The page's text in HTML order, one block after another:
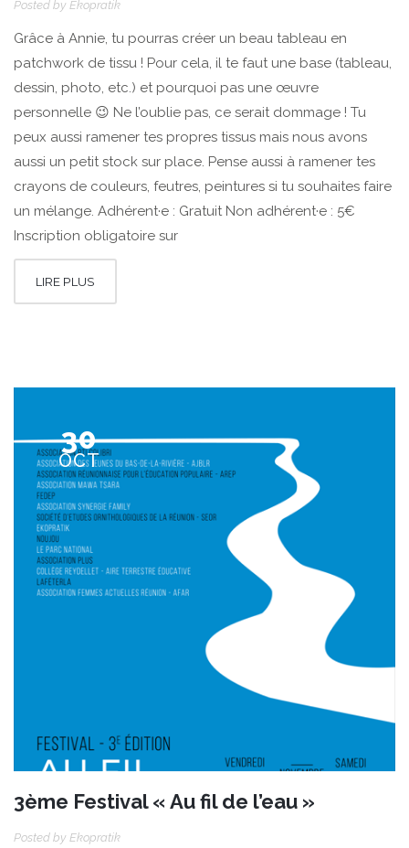
Posted by Ekopratik
Grâce à Annie, tu pourras créer un beau tableau en
patchwork de tissu ! Pour cela, il te faut une base (tableau,
dessin, photo, etc.) et pourquoi pas une œuvre
personnelle 😉 Ne l’oublie pas, ce serait dommage ! Tu
peux aussi ramener tes propres tissus mais nous avons
aussi un petit stock sur place. Pense aussi à ramener tes
crayons de couleurs, feutres, peintures si tu souhaites faire
un mélange. Adhérent·e : Gratuit Non adhérent·e : 5€
Inscription obligatoire sur
LIRE PLUS
30
OCT
3ème Festival « Au fil de l’eau »
Posted by Ekopratik